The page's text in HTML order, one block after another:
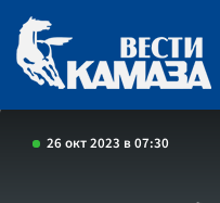
26 окт 2023 в 07:30